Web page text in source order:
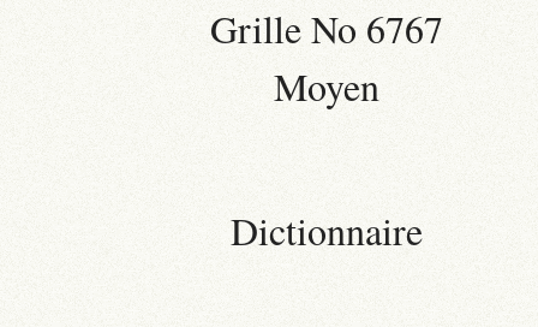
Grille No 6767
Moyen
Dictionnaire